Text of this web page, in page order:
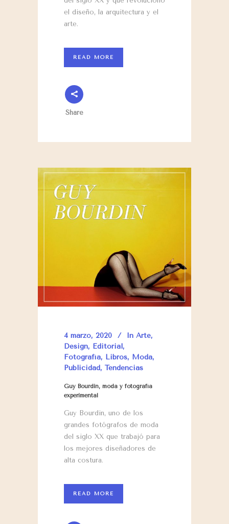
el diseño, la arquitectura y el
arte.
READ MORE
Share
4 marzo, 2020 In Arte,
Design, Editorial,
Fotografía, Libros, Moda,
Publicidad, Tendencias
Guy Bourdin, moda y fotografía
experimental
Guy Bourdin, uno de los
grandes fotógrafos de moda
del siglo XX que trabajó para
los mejores diseñadores de
alta costura.
READ MORE